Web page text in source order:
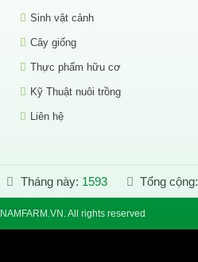
Sinh vật cảnh
Cây giống
Thực phẩm hữu cơ
Kỹ Thuật nuôi trồng
Liên hệ
Tháng này: 1593 Tổng cộng:
All rights reserved